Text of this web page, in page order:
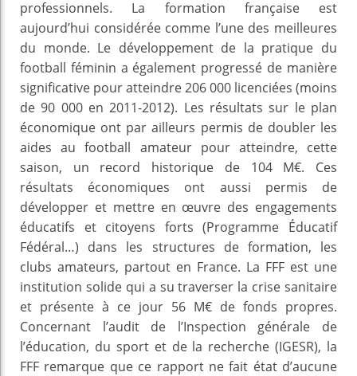
professionnels. La formation française est
aujourd’hui considérée comme l’une des meilleures
du monde. Le développement de la pratique du
football féminin a également progressé de manière
significative pour atteindre 206 000 licenciées (moins
de 90 000 en 2011-2012). Les résultats sur le plan
économique ont par ailleurs permis de doubler les
aides au football amateur pour atteindre, cette
saison, un record historique de 104 M€. Ces
résultats économiques ont aussi permis de
développer et mettre en œuvre des engagements
éducatifs et citoyens forts (Programme Éducatif
Fédéral…) dans les structures de formation, les
clubs amateurs, partout en France. La FFF est une
institution solide qui a su traverser la crise sanitaire
et présente à ce jour 56 M€ de fonds propres.
Concernant l’audit de l’Inspection générale de
l’éducation, du sport et de la recherche (IGESR), la
FFF remarque que ce rapport ne fait état d’aucune